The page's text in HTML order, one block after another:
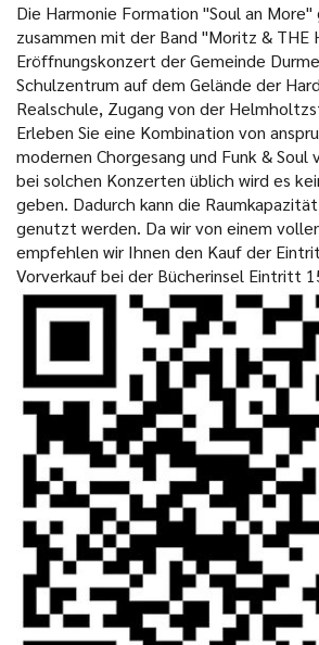
Die Harmonie Formation "Soul an
zusammen mit der Band "Moritz & THE
Eröffnungskonzert der Gemeinde
Schulzentrum auf dem Gelände der
Realschule, Zugang von der
Erleben Sie eine Kombination von
modernen Chorgesang und Funk & Soul
bei solchen Konzerten üblich wird es
geben. Dadurch kann die
genutzt werden. Da wir von einem
empfehlen wir Ihnen den Kauf der
Vorverkauf bei der Bücherinsel Eintritt